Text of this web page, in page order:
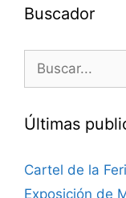
Buscador
Últimas
Cartel de la
Exposición de